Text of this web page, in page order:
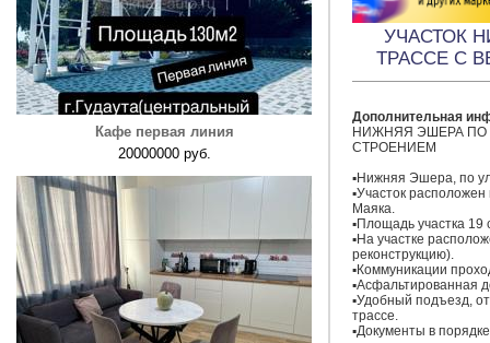
Кафе первая линия
20000000 руб.
УЧАСТОК
ТРАССЕ С
Дополнительная
НИЖНЯЯ ЭШЕРА ПО
СТРОЕНИЕМ
▪️Нижняя Эшера, по
▪️Участок
Маяка.
▪️Площадь участка 19
▪️На участке
реконструкцию).
▪️Коммуникации
▪️Асфальтированная
▪️Удобный подъезд,
трассе.
▪️Документы в